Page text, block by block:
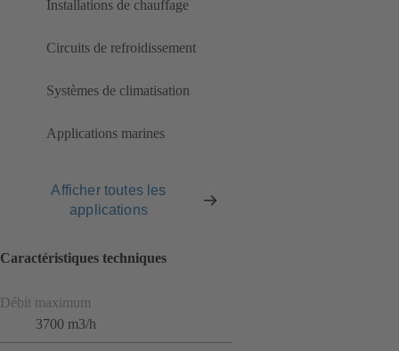
Installations de chauffage
Circuits de refroidissement
Systèmes de climatisation
Applications marines
Afficher toutes les
applications
Caractéristiques techniques
Débit maximum
3700 m3/h